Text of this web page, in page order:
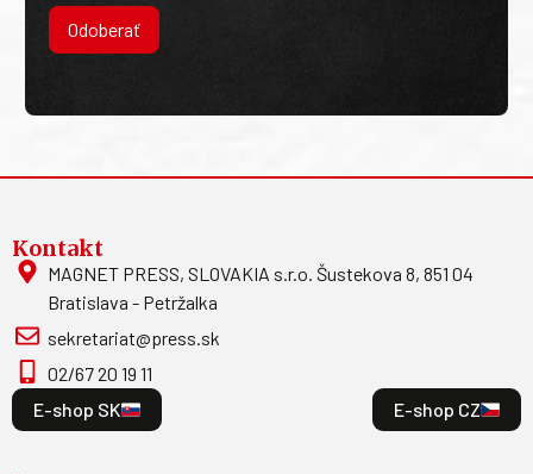
Odoberať
Kontakt
MAGNET PRESS, SLOVAKIA s.r.o. Šustekova 8, 851 04
Bratislava - Petržalka
sekretariat@press.sk
02/67 20 19 11
E-shop SK
E-shop CZ